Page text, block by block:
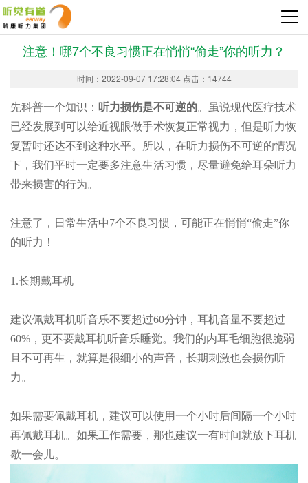
注意！哪7个不良习惯正在悄悄“偷走”你的听力？
时间：2022-09-07 17:28:04 点击：14744
先科普一个知识： 听力损伤是不可逆的。虽说现代医疗技术
已经发展到可以给近视眼做手术恢复正常视力，但是听力恢
复暂时还达不到这种水平。所以，在听力损伤不可逆的情况
下，我们平时一定要多注意生活习惯，尽量避免给耳朵听力
带来损害的行为。
注意了，日常生活中7个不良习惯，可能正在悄悄“偷走”你
的听力！
1.长期戴耳机
建议佩戴耳机听音乐不要超过60分钟，耳机音量不要超过
60%，更不要戴耳机听音乐睡觉。我们的内耳毛细胞很脆弱
且不可再生，就算是很细小的声音，长期刺激也会损伤听
力。
如果需要佩戴耳机，建议可以使用一个小时后间隔一个小时
再佩戴耳机。如果工作需要，那也建议一有时间就放下耳机
歇一会儿。